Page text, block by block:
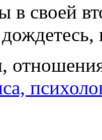
в своей